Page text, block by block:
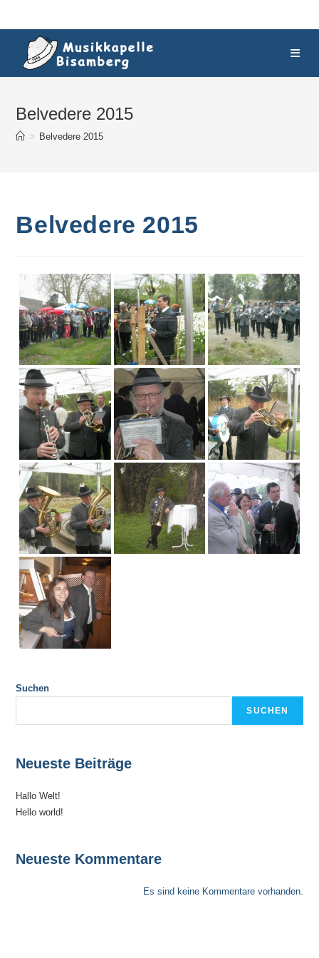
content
Belvedere 2015
> Belvedere 2015
Belvedere 2015
Suchen
SUCHEN
Neueste Beiträge
Hallo Welt!
Hello world!
Neueste Kommentare
Es sind keine Kommentare vorhanden.